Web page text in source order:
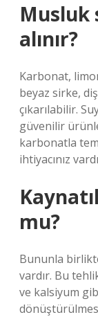
Musluk
alınır?
Karbonat,
beyaz sirke,
çıkarılabilir.
güvenilir
karbonatla
ihtiyacınız
mu?
Bununla
vardır. Bu
ve kalsiyum